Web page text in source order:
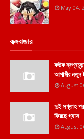
May 04,
কক্সবাজার
কউক স্বপ্নচূড়া
আগামীর নতুন
August
দুই সপ্তাহ পর
ফিরছে গ্যাস
August